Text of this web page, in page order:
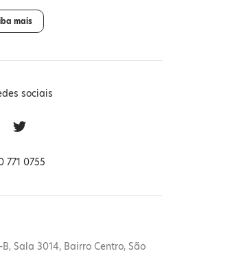
mais
sociais
0755
B, Sala 3014, Bairro Centro, São